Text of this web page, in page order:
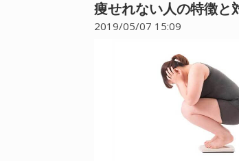
痩せれない人の特徴と
2019/05/07 15:09